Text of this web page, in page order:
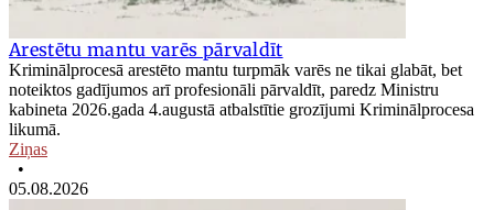
Arestētu mantu varēs pārvaldīt
Kriminālprocesā arestēto mantu turpmāk varēs ne tikai glabāt, bet
noteiktos gadījumos arī profesionāli pārvaldīt, paredz Ministru
kabineta 2026.gada 4.augustā atbalstītie grozījumi Kriminālprocesa
likumā.
Ziņas
•
05.08.2026